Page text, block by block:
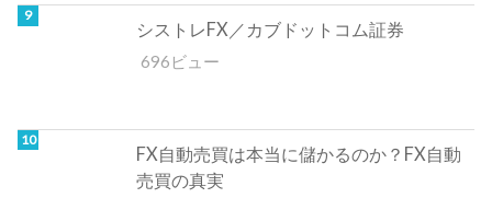
シストレFX／カブドットコム証券
696ビュー
FX自動売買は本当に儲かるのか？FX自動
売買の真実